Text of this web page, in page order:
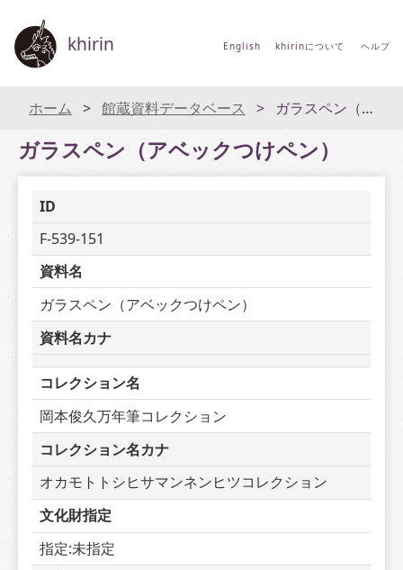
khirin English khirinについて ヘルプ
ホーム 館蔵資料データベース ガラスペン（アベックつけペン）
ガラスペン（アベックつけペン）
ID
F-539-151
資料名
ガラスペン（アベックつけペン）
資料名カナ
コレクション名
岡本俊久万年筆コレクション
コレクション名カナ
オカモトトシヒサマンネンヒツコレクション
文化財指定
指定:未指定